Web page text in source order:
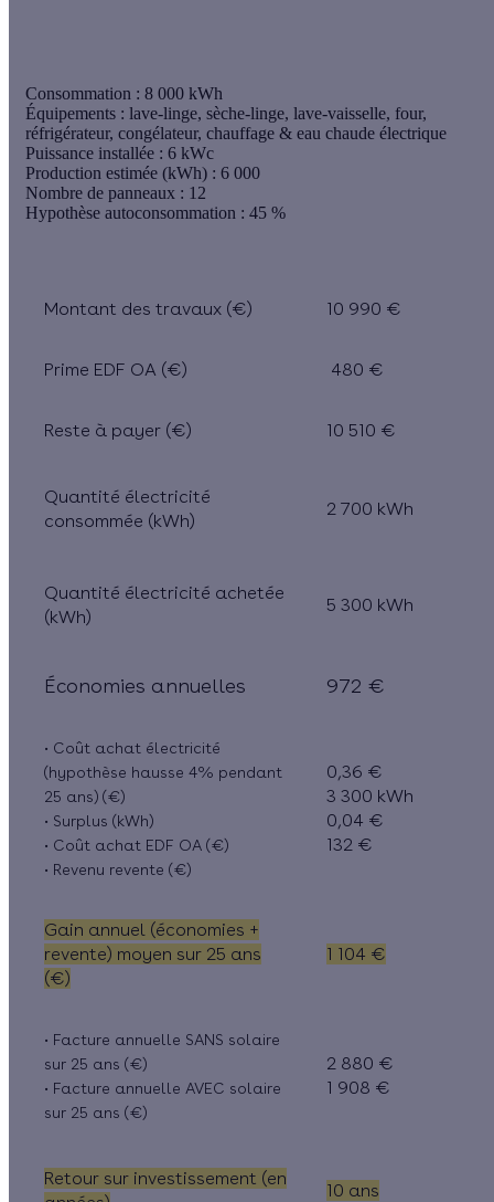
Consommation : 8 000 kWh
Équipements : lave-linge, sèche-linge, lave-vaisselle, four,
réfrigérateur, congélateur, chauffage & eau chaude électrique
Puissance installée : 6 kWc
Production estimée (kWh) : 6 000
Nombre de panneaux : 12
Hypothèse autoconsommation : 45 %
Montant des travaux (€) 10 990 €
Prime EDF OA (€) 480 €
Reste à payer (€) 10 510 €
Quantité électricité
consommée (kWh)
2 700 kWh
Quantité électricité achetée
(kWh)
5 300 kWh
Économies annuelles 972 €
• Coût achat électricité
(hypothèse hausse 4% pendant
25 ans) (€)
• Surplus (kWh)
• Coût achat EDF OA (€)
• Revenu revente (€)
0,36 €
3 300 kWh
0,04 €
132 €
Gain annuel (économies +
revente) moyen sur 25 ans
(€)
1 104 €
• Facture annuelle SANS solaire
sur 25 ans (€)
• Facture annuelle AVEC solaire
sur 25 ans (€)
2 880 €
1 908 €
Retour sur investissement (en
10 ans